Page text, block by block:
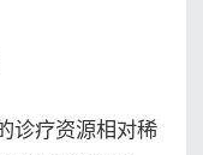
诊疗资源相对稀